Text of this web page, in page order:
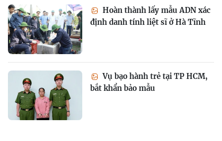
Hoàn thành lấy mẫu ADN xác
định danh tính liệt sĩ ở Hà Tĩnh
Vụ bạo hành trẻ tại TP HCM,
bắt khẩn bảo mẫu